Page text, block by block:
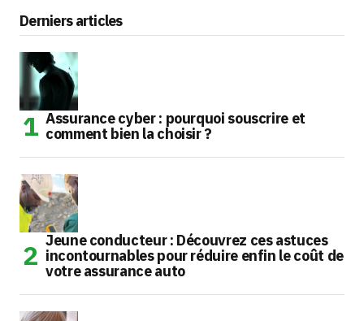
Derniers articles
Assurance cyber : pourquoi souscrire et
comment bien la choisir ?
Jeune conducteur : Découvrez ces astuces
incontournables pour réduire enfin le coût de
votre assurance auto